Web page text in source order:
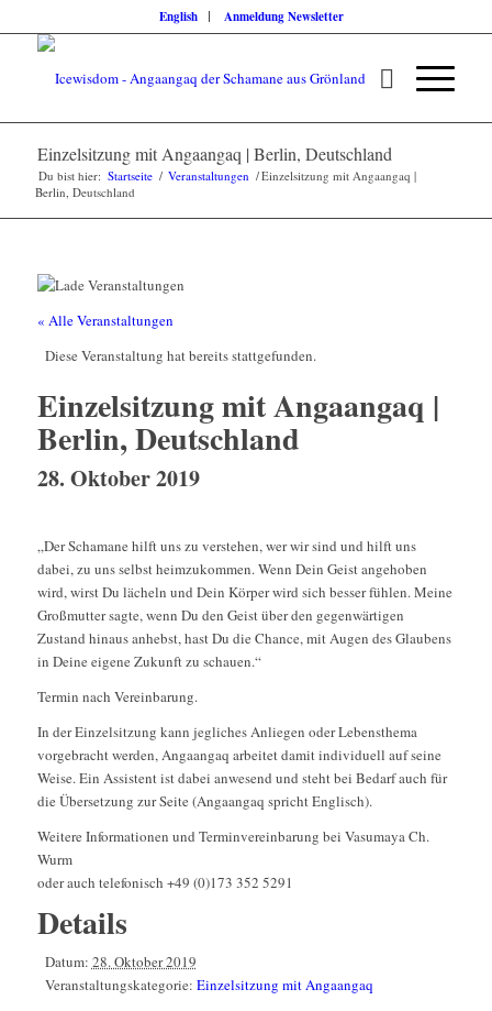
English Anmeldung Newsletter
Einzelsitzung mit Angaangaq | Berlin, Deutschland
Du bist hier: Startseite / Veranstaltungen /Einzelsitzung mit Angaangaq |
Berlin, Deutschland
« Alle Veranstaltungen
Diese Veranstaltung hat bereits stattgefunden.
Einzelsitzung mit Angaangaq |
Berlin, Deutschland
28. Oktober 2019
„Der Schamane hilft uns zu verstehen, wer wir sind und hilft uns
dabei, zu uns selbst heimzukommen. Wenn Dein Geist angehoben
wird, wirst Du lächeln und Dein Körper wird sich besser fühlen. Meine
Großmutter sagte, wenn Du den Geist über den gegenwärtigen
Zustand hinaus anhebst, hast Du die Chance, mit Augen des Glaubens
in Deine eigene Zukunft zu schauen.“
Termin nach Vereinbarung.
In der Einzelsitzung kann jegliches Anliegen oder Lebensthema
vorgebracht werden, Angaangaq arbeitet damit individuell auf seine
Weise. Ein Assistent ist dabei anwesend und steht bei Bedarf auch für
die Übersetzung zur Seite (Angaangaq spricht Englisch).
Weitere Informationen und Terminvereinbarung bei Vasumaya Ch.
Wurm
oder auch telefonisch +49 (0)173 352 5291
Details
Datum: 28. Oktober 2019
Veranstaltungskategorie: Einzelsitzung mit Angaangaq